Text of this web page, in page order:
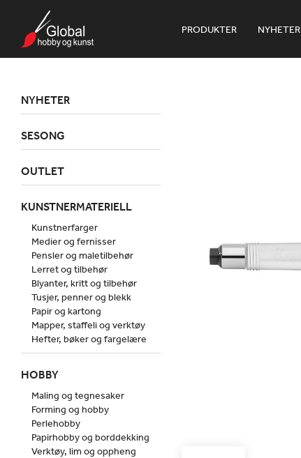
PRODUKTER NYHETER
NYHETER
SESONG
OUTLET
KUNSTNERMATERIELL
Kunstnerfarger
Medier og fernisser
Pensler og maletilbehør
Lerret og tilbehør
Blyanter, kritt og tilbehør
Tusjer, penner og blekk
Papir og kartong
Mapper, staffeli og verktøy
Hefter, bøker og fargelære
HOBBY
Maling og tegnesaker
Forming og hobby
Perlehobby
Papirhobby og borddekking
Verktøy, lim og oppheng